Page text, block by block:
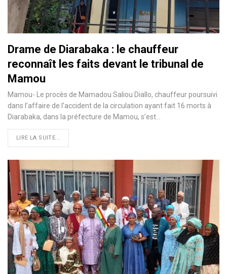
Drame de Diarabaka : le chauffeur
reconnaît les faits devant le tribunal de
Mamou
Mamou- Le procès de Mamadou Saliou Diallo, chauffeur poursuivi
dans l’affaire de l’accident de la circulation ayant fait 16 morts à
Diarabaka, dans la préfecture de Mamou, s’est…
LIRE LA SUITE...